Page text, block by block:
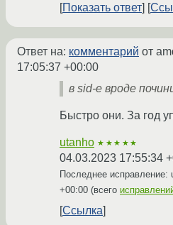
Показать ответ
Ответ на: комментарий от
17:05:37 +00:00
в sid-е вроде
Быстро они. За год
utanho ★★★★★
04.03.2023 17:55:34
Последнее исправление:
+00:00 (всего
Ссылка